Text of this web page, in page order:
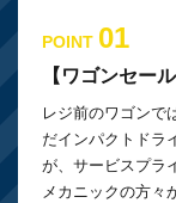
POINT 01
【ワゴンセー
レジ前のワゴンで
だインパクトドラ
が、サービスプラ
メカニックの方々